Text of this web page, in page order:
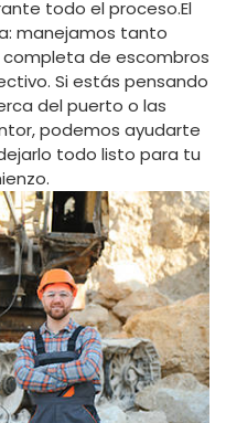
todo el proceso.El
manejamos tanto
de escombros
Si estás pensando
del puerto o las
podemos ayudarte
todo listo para tu